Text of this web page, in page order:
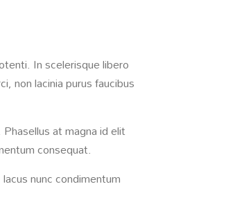
In scelerisque libero
non lacinia purus faucibus
at magna id elit
consequat.
nunc condimentum